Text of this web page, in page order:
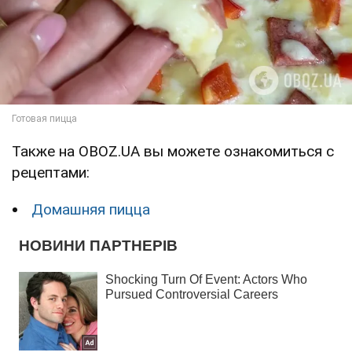
Также на OBOZ.UA вы можете ознакомиться с
рецептами:
Домашняя пицца